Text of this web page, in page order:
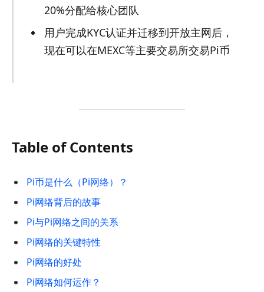
20%分配给核心团队
用户完成KYC认证并迁移到开放主网后，
现在可以在MEXC等主要交易所交易Pi币
Table of Contents
Pi币是什么（Pi网络）？
Pi网络背后的故事
Pi与Pi网络之间的关系
Pi网络的关键特性
Pi网络的好处
Pi网络如何运作？